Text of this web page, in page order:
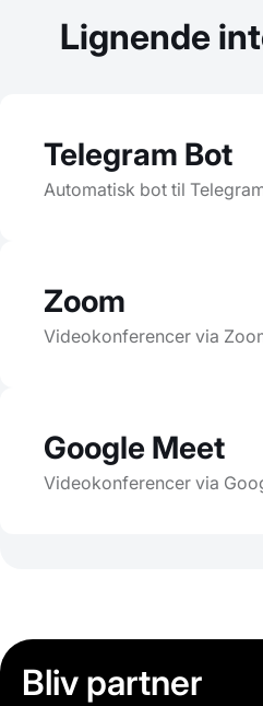
Lignende
Telegram Bot
Automatisk bot til
Zoom
Videokonferencer via
Google Meet
Videokonferencer via
Bliv partner